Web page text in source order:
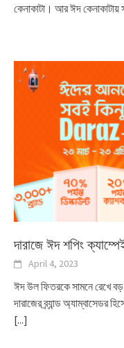
কেনাকাটা। আর ঈদ
দারাজে ঈদ শপিং
April 4, 2023
ঈদ উল ফিতরকে সামনে রেখে বড়
দারাজের ব্র্যান্ড অ্যাম্বাসেডর
[...]